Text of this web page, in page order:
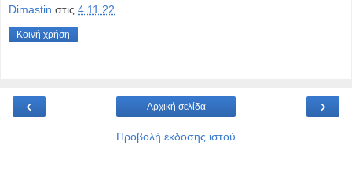
Dimastin στις 4.11.22
Κοινή χρήση
‹ ›
Αρχική σελίδα
Προβολή έκδοσης ιστού